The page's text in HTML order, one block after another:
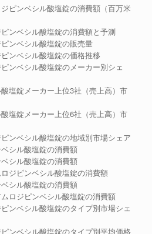
ピンベシル酸塩錠の消費額（百万米
ンベシル酸塩錠の消費額と予測
ンベシル酸塩錠の販売量
ンベシル酸塩錠の価格推移
ンベシル酸塩錠のメーカー別シェ
塩錠メーカー上位3社（売上高）市
塩錠メーカー上位6社（売上高）市
ンベシル酸塩錠の地域別市場シェア
シル酸塩錠の消費額
シル酸塩錠の消費額
ジピンベシル酸塩錠の消費額
シル酸塩錠の消費額
ロジピンベシル酸塩錠の消費額
ンベシル酸塩錠のタイプ別市場シェ
ンベシル酸塩錠のタイプ別平均価格